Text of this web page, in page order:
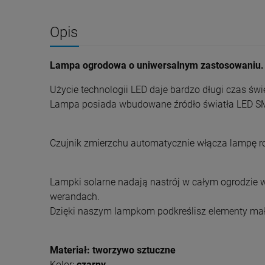
Opis
Lampa ogrodowa o uniwersalnym zastosowaniu.
Użycie technologii LED daje bardzo długi czas
Lampa posiada wbudowane źródło światła LED
Czujnik zmierzchu automatycznie włącza lampę
Lampki solarne nadają nastrój w całym ogrodzie
werandach.
Dzięki naszym lampkom podkreślisz elementy
Materiał: tworzywo sztuczne